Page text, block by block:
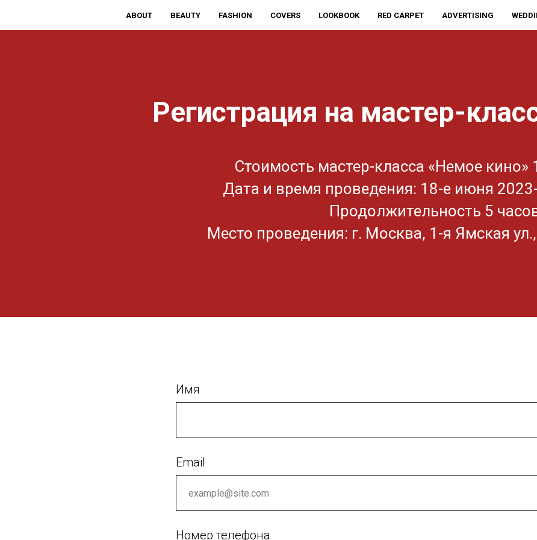
ABOUT BEAUTY FASHION COVERS LOOKBOOK RED CARPET ADVERTISING
Регистрация на мастер-
Стоимость мастер-класса «Немое кино»
Дата и время проведения: 18-е июня
Продолжительность 5
Место проведения: г. Москва, 1-я Ямская
Имя
Email
Номер телефона